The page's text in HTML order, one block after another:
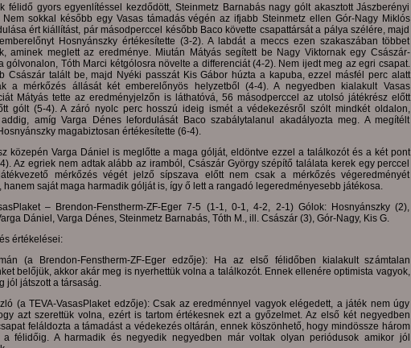
félidő gyors egyenlítéssel kezdődött, Steinmetz Barnabás nagy gólt akasztott Jászberényi
Nem sokkal később egy Vasas támadás végén az ifjabb Steinmetz ellen Gór-Nagy Miklós
ért kiállítást, pár másodperccel később Baco követte csapattársát a pálya szélére, majd
Hosnyánszky értékesítette (3-2). A labdát a meccs ezen szakaszában többet
aminek meglett az eredménye. Miután Mátyás segített be Nagy Viktornak egy Császár-
gólvonalon, Tóth Marci kétgólosra növelte a differenciát (4-2). Nem ijedt meg az egri csapat.
Császár talált be, majd Nyéki passzát Kis Gábor húzta a kapuba, ezzel másfél perc alatt
a mérkőzés állását két emberelőnyös helyzetből (4-4). A negyedben kialakult Vasas
Mátyás tette az eredményjelzőn is láthatóvá, 56 másodperccel az utolsó játékrész előtt
gólt (5-4). A záró nyolc perc hosszú ideig ismét a védekezésről szólt mindkét oldalon,
amíg Varga Dénes lefordulását Baco szabálytalanul akadályozta meg. A megítélt
magabiztosan értékesítette (6-4).
közepén Varga Dániel is meglőtte a maga gólját, eldöntve ezzel a találkozót és a két pont
Az egriek nem adtak alább az iramból, Császár György szépítő találata kerek egy perccel
mérkőzés végét jelző sípszava előtt nem csak a mérkőzés végeredményét
hanem saját maga harmadik gólját is, így ő lett a rangadó legeredményesebb játékosa.
– Brendon-Fenstherm-ZF-Eger 7-5 (1-1, 0-1, 4-2, 2-1) Gólok: Hosnyánszky (2),
Dániel, Varga Dénes, Steinmetz Barnabás, Tóth M., ill. Császár (3), Gór-Nagy, Kis G.
értékelései:
(a Brendon-Fenstherm-ZF-Eger edzője): Ha az első félidőben kialakult számtalan
belőjük, akkor akár meg is nyerhettük volna a találkozót. Ennek ellenére optimista vagyok,
jól játszott a társaság.
(a TEVA-VasasPlaket edzője): Csak az eredménnyel vagyok elégedett, a játék nem úgy
azt szerettük volna, ezért is tartom értékesnek ezt a győzelmet. Az első két negyedben
feláldozta a támadást a védekezés oltárán, ennek köszönhető, hogy mindössze három
a félidőig. A harmadik és negyedik negyedben már voltak olyan periódusok amikor jól